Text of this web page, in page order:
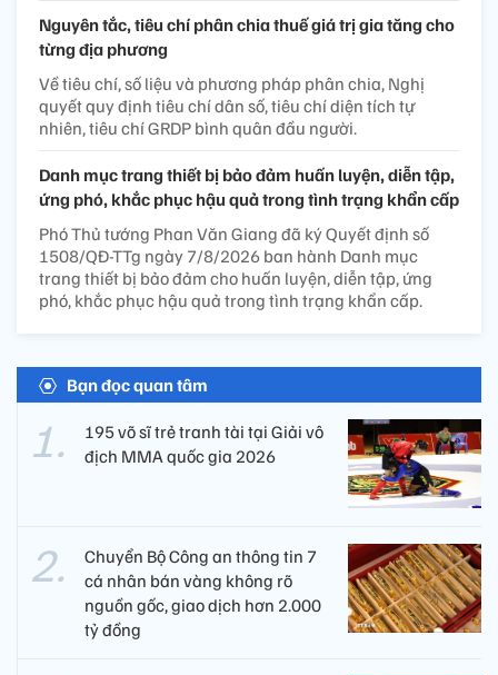
Nguyên tắc, tiêu chí phân chia thuế giá trị gia tăng cho
từng địa phương
Về tiêu chí, số liệu và phương pháp phân chia, Nghị
quyết quy định tiêu chí dân số, tiêu chí diện tích tự
nhiên, tiêu chí GRDP bình quân đầu người.
Danh mục trang thiết bị bảo đảm huấn luyện, diễn tập,
ứng phó, khắc phục hậu quả trong tình trạng khẩn cấp
Phó Thủ tướng Phan Văn Giang đã ký Quyết định số
1508/QĐ-TTg ngày 7/8/2026 ban hành Danh mục
trang thiết bị bảo đảm cho huấn luyện, diễn tập, ứng
phó, khắc phục hậu quả trong tình trạng khẩn cấp.
Bạn đọc quan tâm
195 võ sĩ trẻ tranh tài tại Giải vô
địch MMA quốc gia 2026
Chuyển Bộ Công an thông tin 7
cá nhân bán vàng không rõ
nguồn gốc, giao dịch hơn 2.000
tỷ đồng